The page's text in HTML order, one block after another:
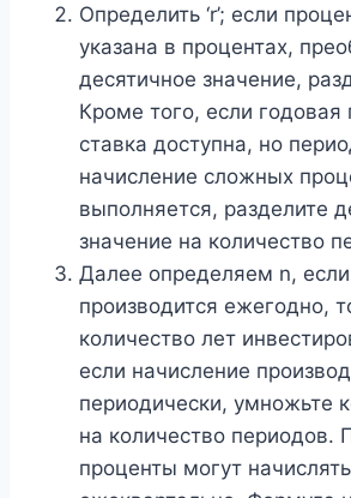
Определить ‘r’; если
указана в процентах,
десятичное значение,
Кроме того, если годовая
ставка доступна, но
начисление сложных
выполняется, разделите
значение на количество
Далее определяем n,
производится ежегодно,
количество лет
если начисление
периодически, умножьте
на количество периодов.
проценты могут